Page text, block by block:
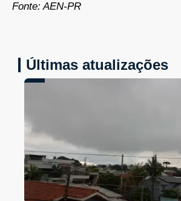
Fonte: AEN-PR
Últimas atualizações